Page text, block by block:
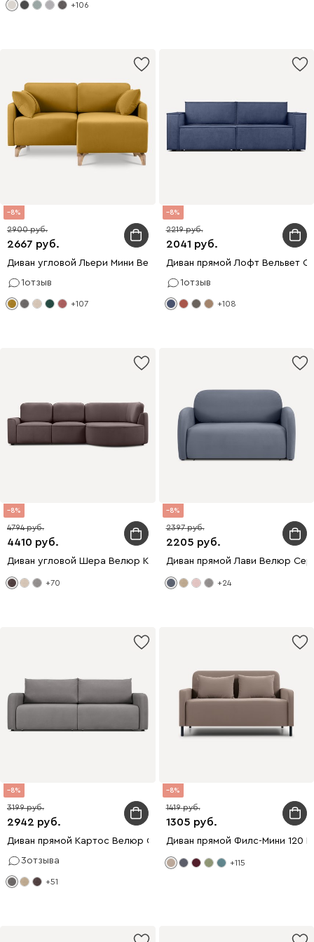
+106
8
2667
2900
Диван угловой Льери Мини Велюр Горчичный
1отзыв
+107
8
2041
2219
Диван прямой Лофт Вельвет
1отзыв
+108
8
4410
4794
Диван угловой Шера Велюр Коричневый
+70
8
2205
2397
Диван прямой Лави Велюр
+24
8
2942
3199
Диван прямой Картос Велюр Серый
3отзыва
+51
8
1305
1419
Диван прямой Филс-Мини 120
+115